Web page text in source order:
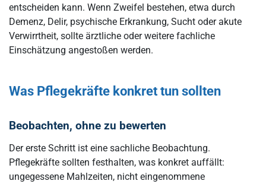
entscheiden kann. Wenn Zweifel bestehen, etwa durch
Demenz, Delir, psychische Erkrankung, Sucht oder akute
Verwirrtheit, sollte ärztliche oder weitere fachliche
Einschätzung angestoßen werden.
Was Pflegekräfte konkret tun sollten
Beobachten, ohne zu bewerten
Der erste Schritt ist eine sachliche Beobachtung.
Pflegekräfte sollten festhalten, was konkret auffällt:
ungegessene Mahlzeiten, nicht eingenommene